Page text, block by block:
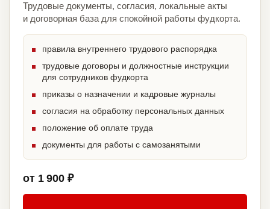
Трудовые документы, согласия, локальные акты
и договорная база для спокойной работы фудкорта.
правила внутреннего трудового распорядка
трудовые договоры и должностные инструкции
для сотрудников фудкорта
приказы о назначении и кадровые журналы
согласия на обработку персональных данных
положение об оплате труда
документы для работы с самозанятыми
от 1 900 ₽